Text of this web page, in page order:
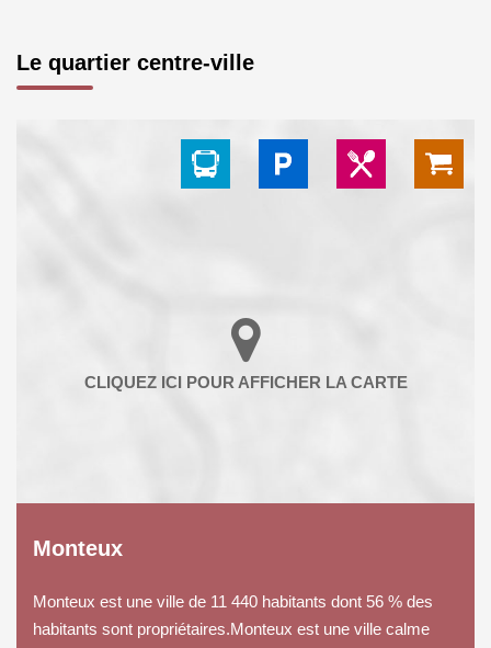
Le quartier centre-ville
Monteux
Monteux est une ville de 11 440 habitants dont 56 % des
habitants sont propriétaires.Monteux est une ville calme